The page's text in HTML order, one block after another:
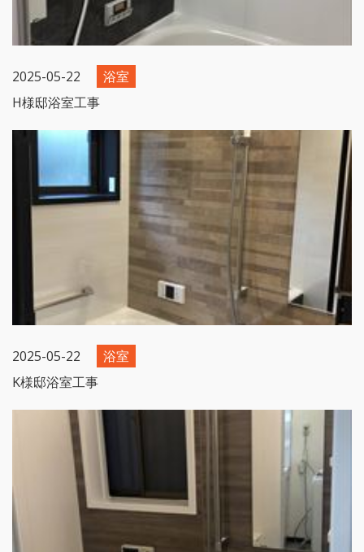
2025-05-22
浴室
H様邸浴室工事
2025-05-22
浴室
K様邸浴室工事